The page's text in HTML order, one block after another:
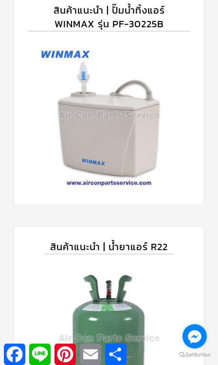
สินค้าแนะนำ | ปั๊มน้ำทิ้งแอร์
WINMAX รุ่น PF-30225B
สินค้าแนะนำ | น้ำยาแอร์ R22
Facebook Line Pinterest Email